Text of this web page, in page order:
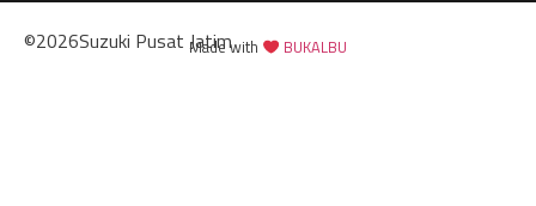
©2026Suzuki Pusat Jatim
Made with BUKALBU